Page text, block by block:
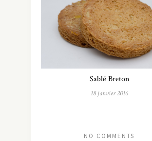
Sablé Breton
18 janvier 2016
NO COMMENTS